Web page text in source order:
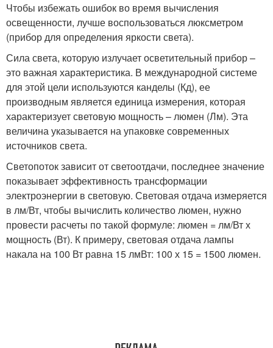
Чтобы избежать ошибок во время вычисления
освещенности, лучше воспользоваться люксметром
(прибор для определения яркости света).
Сила света, которую излучает осветительный прибор –
это важная характеристика. В международной системе
для этой цели используются канделы (Кд), ее
производным является единица измерения, которая
характеризует световую мощность – люмен (Лм). Эта
величина указывается на упаковке современных
источников света.
Светопоток зависит от светоотдачи, последнее значение
показывает эффективность трансформации
электроэнергии в световую. Световая отдача измеряется
в лм/Вт, чтобы вычислить количество люмен, нужно
провести расчеты по такой формуле: люмен = лм/Вт х
мощность (Вт). К примеру, световая отдача лампы
накала на 100 Вт равна 15 лмВт: 100 х 15 = 1500 люмен.